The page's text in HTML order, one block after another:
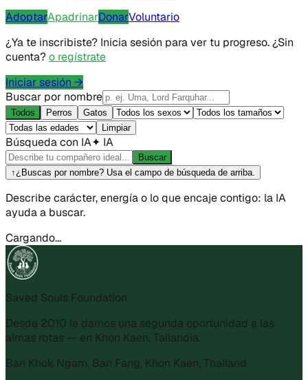
AdoptarApadrinarDonarVoluntario
¿Ya te inscribiste? Inicia sesión para ver tu progreso. ¿Sin
cuenta?o regístrate
Iniciar sesión →
Buscar por nombre
Todos Perros
Gatos
Limpiar
Búsqueda con IA✦ IA
Buscar
↑ ¿Buscas por nombre? Usa el campo de búsqueda de arriba.
Describe carácter, energía o lo que encaje contigo: la IA
ayuda a buscar.
Cargando...
Saved Souls Foundation
Desde 2010 le damos una segunda oportunidad a las
almas rotas — en Khon Kaen, Tailandia.
Ban Khok Ngam, Ban Fang, Khon Kaen, Thailand